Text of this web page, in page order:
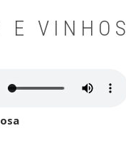
E VINHOS